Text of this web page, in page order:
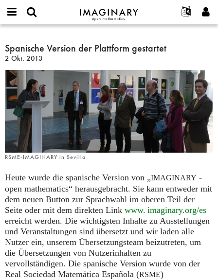
IMAGINARY
open
Français
한국어
Español
Türkçe
Programme
Hands-on
Filme
Texte
Ausstellungen
Mehr...
Projekte
Kontakt
or
username
*
Passwort
Neues Benutzerkonto erstellen
Neues Passwort anfordern
Suche
Spanische
Version
der
Plattform
gestartet
Spanische Version der Plattform gestartet
2 Okt. 2013
RSME-IMAGINARY in Sevilla
Heute wurde die spanische Version von „IMAGINARY -
open mathematics“ herausgebracht. Sie kann entweder mit
dem neuen Button zur Sprachwahl im oberen Teil der
Seite oder mit dem direkten Link www. imaginary.org/es
erreicht werden. Die wichtigsten Inhalte zu Ausstellungen
und Veranstaltungen sind übersetzt und wir laden alle
Nutzer ein, unserem Übersetzungsteam beizutreten, um
die Übersetzungen von Nutzerinhalten zu
vervollständigen. Die spanische Version wurde von der
Real Sociedad Matemática Española (RSME)